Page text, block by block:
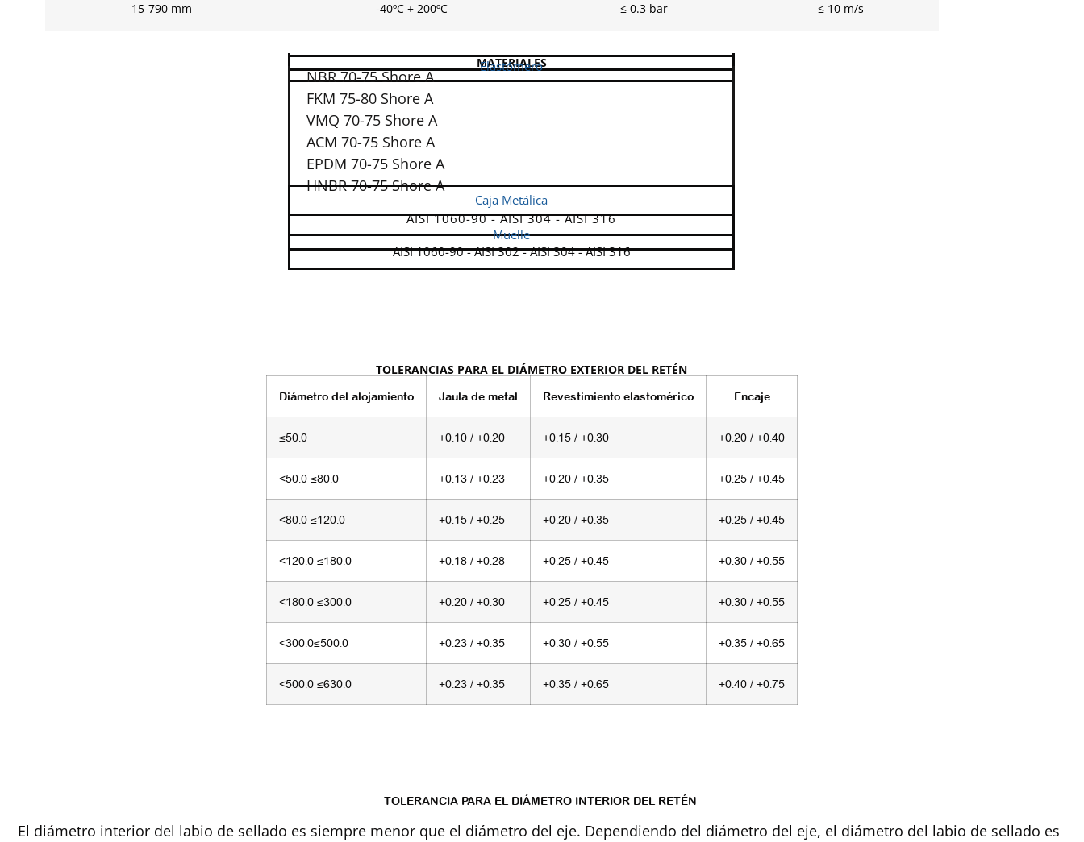
15-790 mm -40ºC + 200ºC ≤ 0.3 bar ≤ 10 m/s
MATERIALES
Elastómero
NBR 70-75 Shore A
FKM 75-80 Shore A
VMQ 70-75 Shore A
ACM 70-75 Shore A
EPDM 70-75 Shore A
HNBR 70-75 Shore A
Caja Metálica
AISI 1060-90 - AISI 304 - AISI 316
Muelle
AISI 1060-90 - AISI 302 - AISI 304 - AISI 316
TOLERANCIAS PARA EL DIÁMETRO EXTERIOR DEL RETÉN
Diámetro del alojamiento Jaula de metal Revestimiento elastomérico Encaje
≤50.0 +0.10 / +0.20 +0.15 / +0.30 +0.20 / +0.40
<50.0 ≤80.0 +0.13 / +0.23 +0.20 / +0.35 +0.25 / +0.45
<80.0 ≤120.0 +0.15 / +0.25 +0.20 / +0.35 +0.25 / +0.45
<120.0 ≤180.0 +0.18 / +0.28 +0.25 / +0.45 +0.30 / +0.55
<180.0 ≤300.0 +0.20 / +0.30 +0.25 / +0.45 +0.30 / +0.55
<300.0≤500.0 +0.23 / +0.35 +0.30 / +0.55 +0.35 / +0.65
<500.0 ≤630.0 +0.23 / +0.35 +0.35 / +0.65 +0.40 / +0.75
TOLERANCIA PARA EL DIÁMETRO INTERIOR DEL RETÉN
El diámetro interior del labio de sellado es siempre menor que el diámetro del eje. Dependiendo del diámetro del eje, el diámetro del labio de sellado es